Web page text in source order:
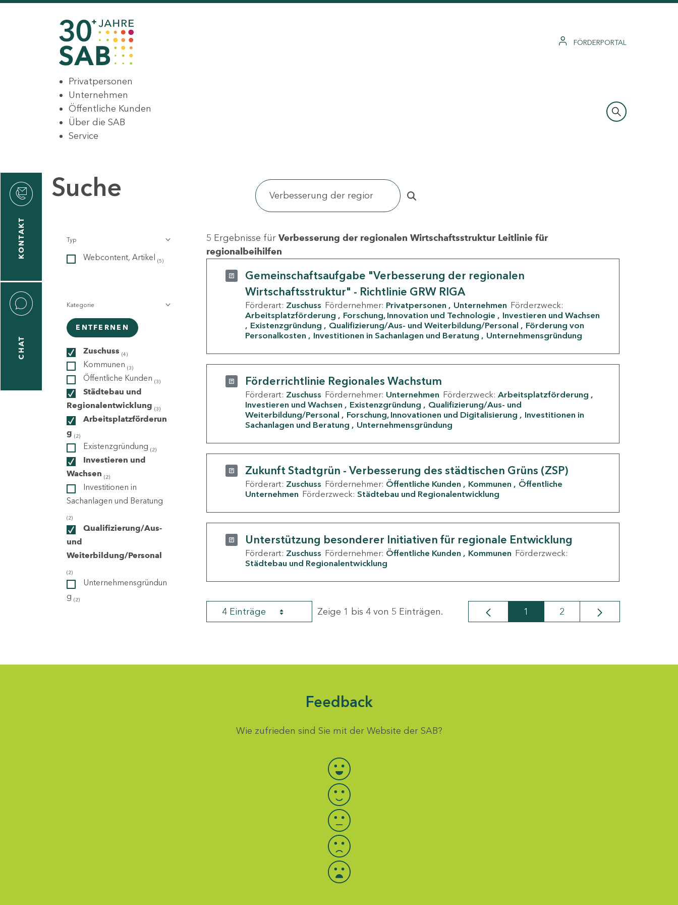
FÖRDERPORTAL
Privatpersonen
Unternehmen
Öffentliche Kunden
Über die SAB
Service
KONTAKT
CHAT
Suche
Typ
Webcontent, Artikel (5)
Kategorie
ENTFERNEN
Zuschuss (4)
Kommunen (3)
Öffentliche Kunden (3)
Städtebau und
Regionalentwicklung (3)
Arbeitsplatzförderun
g (2)
Existenzgründung (2)
Investieren und
Wachsen (2)
Investitionen in
Sachanlagen und Beratung
(2)
Qualifizierung/Aus-
und
Weiterbildung/Personal
(2)
Unternehmensgründun
g (2)
5 Ergebnisse für Verbesserung der regionalen Wirtschaftsstruktur Leitlinie für
regionalbeihilfen
Gemeinschaftsaufgabe "Verbesserung der regionalen
Wirtschaftsstruktur" - Richtlinie GRW RIGA
Förderart: Zuschuss Fördernehmer: Privatpersonen Unternehmen Förderzweck:
Arbeitsplatzförderung
Forschung, Innovation und Technologie
Investieren und Wachsen
Existenzgründung
Qualifizierung/Aus- und Weiterbildung/Personal
Förderung von
Personalkosten
Investitionen in Sachanlagen und Beratung Unternehmensgründung
Förderrichtlinie Regionales Wachstum
Förderart: Zuschuss Fördernehmer: Unternehmen Förderzweck: Arbeitsplatzförderung
Investieren und Wachsen
Existenzgründung
Qualifizierung/Aus- und
Weiterbildung/Personal
Forschung, Innovationen und Digitalisierung
Investitionen in
Sachanlagen und Beratung
Unternehmensgründung
Zukunft Stadtgrün - Verbesserung des städtischen Grüns (ZSP)
Förderart: Zuschuss Fördernehmer: Öffentliche Kunden Kommunen
Öffentliche
Unternehmen Förderzweck: Städtebau und Regionalentwicklung
Unterstützung besonderer Initiativen für regionale Entwicklung
Förderart: Zuschuss Fördernehmer: Öffentliche Kunden Kommunen Förderzweck:
Städtebau und Regionalentwicklung
4 Einträge Zeige 1 bis 4 von 5 Einträgen. Seite
1 Seite
2
Feedback
Wie zufrieden sind Sie mit der Website der SAB?
Bewertung auswählen